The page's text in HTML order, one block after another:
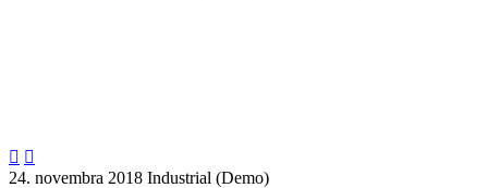
 
24. novembra 2018 Industrial (Demo)